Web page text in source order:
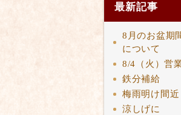
最新記事
8月のお盆期
について
8/4（火）営
鉄分補給
梅雨明け間近
涼しげに